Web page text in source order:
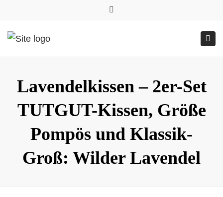
0157.77545786
Submit
Lavendelkissen – 2er-Set
TUTGUT-Kissen, Größe
Pompös und Klassik-
Groß: Wilder Lavendel